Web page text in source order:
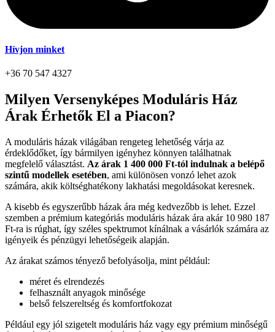
Hívjon minket
+36 70 547 4327
Milyen Versenyképes Moduláris Ház
Árak Érhetők El a Piacon?
A moduláris házak világában rengeteg lehetőség várja az
érdeklődőket, így bármilyen igényhez könnyen találhatnak
megfelelő választást. Az árak 1 400 000 Ft-tól indulnak a belépő
szintű modellek esetében, ami különösen vonzó lehet azok
számára, akik költséghatékony lakhatási megoldásokat keresnek.
A kisebb és egyszerűbb házak ára még kedvezőbb is lehet. Ezzel
szemben a prémium kategóriás moduláris házak ára akár 10 980 187
Ft-ra is rúghat, így széles spektrumot kínálnak a vásárlók számára az
igényeik és pénzügyi lehetőségeik alapján.
Az árakat számos tényező befolyásolja, mint például:
méret és elrendezés
felhasznált anyagok minősége
belső felszereltség és komfortfokozat
Például egy jól szigetelt moduláris ház vagy egy prémium minőségű